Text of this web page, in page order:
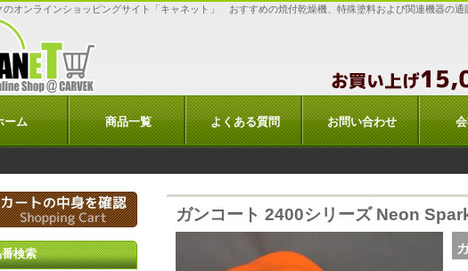
のオンラインショッピングサイト「キャネット」 おすすめの焼付乾燥機、特殊塗料および関連機器の通
ーム 商品一覧 よくある質問 お問い合わせ
ガンコート 2400シリーズ Neon
検索